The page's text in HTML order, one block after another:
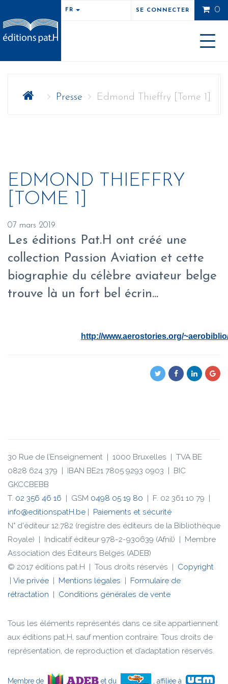
0
SE CONNECTER
FR
Toggle
Presse Edmond Thieffry [Tome 1]
EDMOND THIEFFRY
[TOME 1]
07 mars 2019
Les éditions Pat.H ont créé une
collection Passion Aviation et cette
biographie du célèbre aviateur belge
trouve là un fort bel écrin...
http://www.aerostories.org/
30 Rue de l’Enseignement | 1000 Bruxelles | TVA BE
0828 624 379 | IBAN BE21 7805 9293 0903 | BIC
GKCCBEBB
T. 02 356 46 16 | GSM 0498 05 19 80 | F. 02 361 10 79 |
info@editionspatH.be | Paiements et sécurité
N° d'éditeur 12.782 (registre des éditeurs de la Bibliothèque
Royale) | Indicatif éditeur 978-2-930639 (Afnil) | Membre
Association des Éditeurs Belges (ADEB)
© 2017 éditions pat.H | Tous droits réservés | Copyright
| Vie privée | Mentions légales | Formulaire de
rétractation | Conditions générales de vente
Tous les éléments représentés dans ce site appartiennent
aux éditions pat.H, sauf mention contraire. Tous droits de
représentation, de reproduction et d’adaptation réservés.
Membre de et du , affiliée à